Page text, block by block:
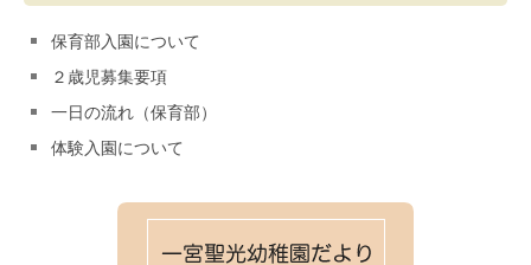
保育部入園について
２歳児募集要項
一日の流れ（保育部）
体験入園について